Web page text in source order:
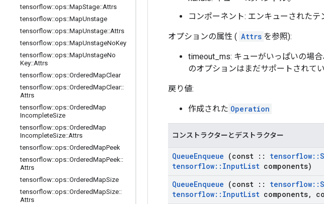
tensorflow::ops::MapStage::Attrs
tensorflow::ops::MapUnstage
tensorflow::ops::MapUnstage::Attrs
tensorflow::ops::MapUnstageNoKey
tensorflow::ops::MapUnstageNo
Key::Attrs
tensorflow::ops::OrderedMapClear
tensorflow::ops::OrderedMapClear::
Attrs
tensorflow::ops::OrderedMap
IncompleteSize
tensorflow::ops::OrderedMap
IncompleteSize::Attrs
tensorflow::ops::OrderedMapPeek
tensorflow::ops::OrderedMapPeek::
Attrs
tensorflow::ops::OrderedMapSize
tensorflow::ops::OrderedMapSize::
Attrs
コンポーネント: エンキューされたテ
オプションの属性 ( Attrs を参照):
timeout_ms: キューがいっぱいの場
のオプションはまだサポートされてい
戻り値:
作成された Operation
コンストラクターとデストラクター
QueueEnqueue (const :: tensorflow::
tensorflow:: InputList components)
QueueEnqueue (const :: tensorflow::
tensorflow:: InputList components,